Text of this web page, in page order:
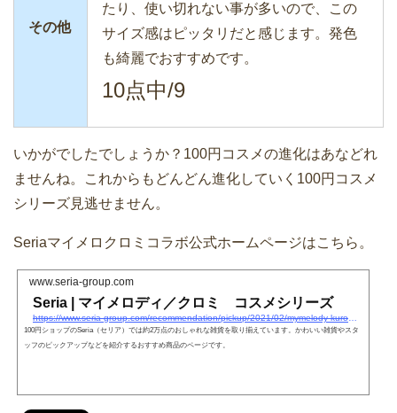
その他
たり、使い切れない事が多いので、この
サイズ感はピッタリだと感じます。発色
も綺麗でおすすめです。
10点中/9
いかがでしたでしょうか？100円コスメの進化はあなどれ
ませんね。これからもどんどん進化していく100円コスメ
シリーズ見逃せません。
Seriaマイメロクロミコラボ公式ホームページはこちら。
www.seria-group.com
Seria | マイメロディ／クロミ コスメシリーズ
https://www.seria-group.com/recommendation/pickup/2021/02/mymelody-kuromi2021.html
100円ショップのSeria（セリア）では約2万点のおしゃれな雑貨を取り揃えています。かわいい雑貨やスタ
ッフのピックアップなどを紹介するおすすめ商品のページです。